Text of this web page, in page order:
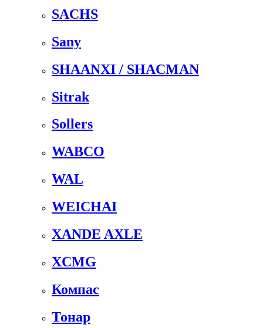
SACHS
Sany
SHAANXI / SHACMAN
Sitrak
Sollers
WABCO
WAL
WEICHAI
XANDE AXLE
XCMG
Компас
Тонар